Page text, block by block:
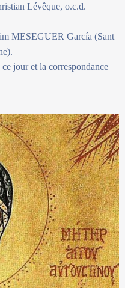
Lévêque, o.c.d.
MESEGUER García (Sant
jour et la correspondance